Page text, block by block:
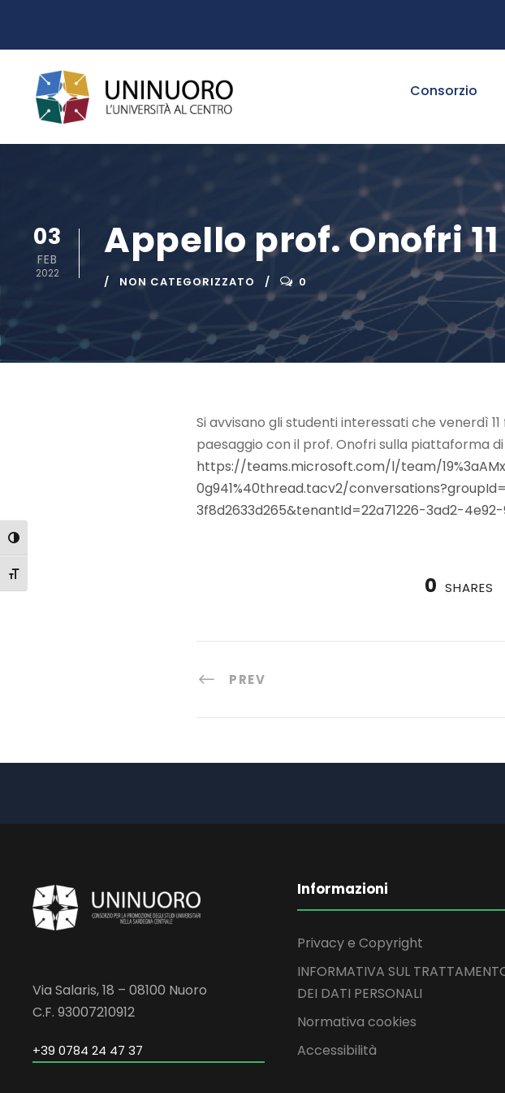
Attiva/disattiva alto contrasto
Attiva/disattiva dimensione testo
Consorzio
03
FEB
2022
Appello prof. Onofri
NON CATEGORIZZATO 0
Si avvisano gli studenti interessati che venerdì
paesaggio con il prof. Onofri sulla piattaforma
https://teams.microsoft.com/l/team/
0g941%40thread.tacv2/
3f8d2633d265&tenantId=22a71226-3ad2-
0 SHARES
PREV
Via Salaris, 18 – 08100 Nuoro
C.F. 93007210912
+39 0784 24 47 37
Informazioni
Privacy e Copyright
INFORMATIVA SUL
DEI DATI PERSONALI
Normativa cookies
Accessibilità